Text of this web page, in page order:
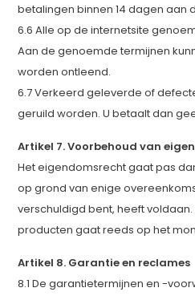
betalingen binnen 14 dagen aan
6.6 Alle op de internetsite
Aan de genoemde termijnen
worden ontleend.
6.7 Verkeerd geleverde of
geruild worden. U betaalt dan
Artikel 7. Voorbehoud van
Het eigendomsrecht gaat pas
op grond van enige
verschuldigd bent, heeft
producten gaat reeds op het
Artikel 8. Garantie en reclames
8.1 De garantietermijnen en -